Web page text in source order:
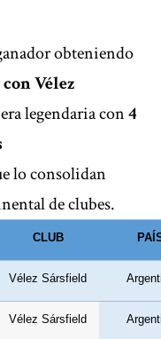
obteniendo
Vélez
legendaria con4
lo consolidan
de clubes.
CLUB
Vélez Sársfield
Vélez Sársfield